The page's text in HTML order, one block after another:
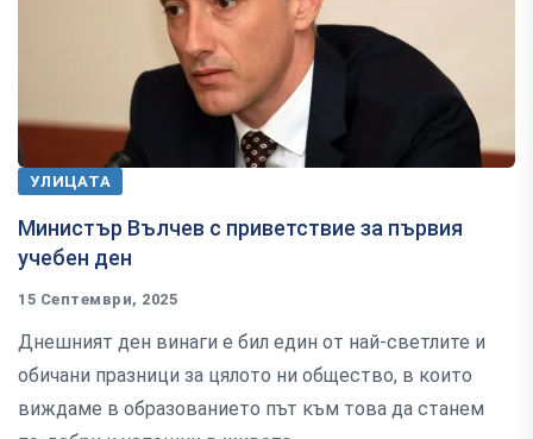
УЛИЦАТА
Министър Вълчев с приветствие за първия
учебен ден
15 Септември, 2025
Днешният ден винаги е бил един от най-светлите и
обичани празници за цялото ни общество, в които
виждаме в образованието път към това да станем